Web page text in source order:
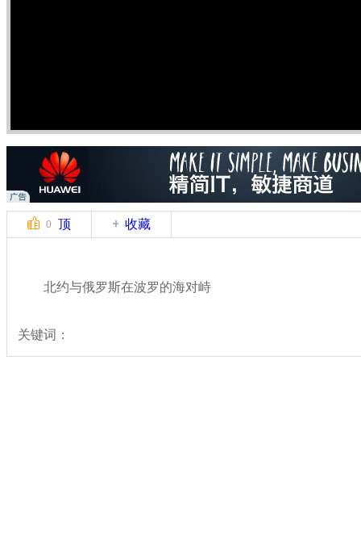
0 顶 收藏
北约与俄罗斯在波罗的海对峙
关键词：